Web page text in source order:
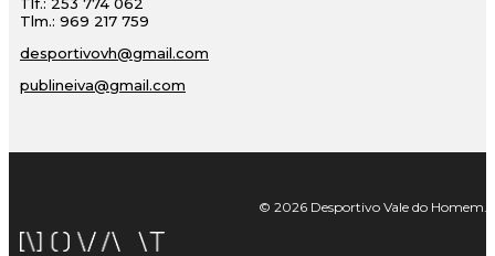
Tlf.: 253 774 062
Tlm.: 969 217 759
desportivovh@gmail.com
publineiva@gmail.com
© 2026 Desportivo Vale do Homem.